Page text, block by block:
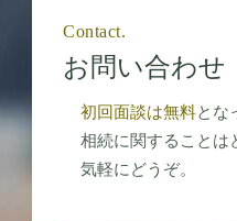
お問い合わせ
Contact.
初回面談は無料とな
相続に関することは
気軽にどうぞ。